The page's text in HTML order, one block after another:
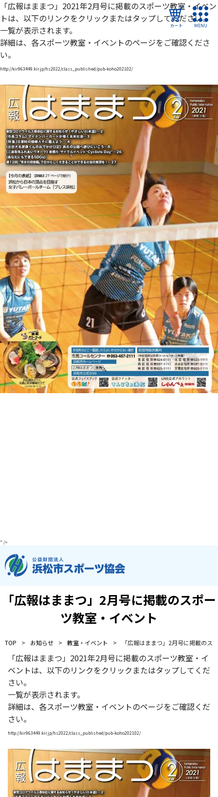
「広報はままつ」2021年2月号に掲載のスポーツ教室・イベン
トは、以下のリンクをクリックまたはタップしてください。
一覧が表示されます。
詳細は、各スポーツ教室・イベントのページをご確認くださ
い。
http://kir963449.kir.jp/hs2022/class_published/pub-koho202102/
" />
カート MENU
教室・イベントを探す
ご利用ガイド
よくある質問
協会について
管理施設
教室・イベントからのお知らせ
浜松市民スポーツ祭
お知らせ
個人情報の取り扱いに関する基本方針 特定商取引法に基づく表記サイトマップ
浜松スポーツ協会に関する
お問い合わせはこちら
053-411-8686
メールフォームでのお問い合わせ
教室・イベントに関するお問い合わせは、
各教室・イベントページの問い合わせ先までお願いいたします。
「広報はままつ」2月号に掲載のスポー
ツ教室・イベント
TOP お知らせ 教室・イベント 「広報はままつ」2月号に掲載のス
「広報はままつ」2021年2月号に掲載のスポーツ教室・イ
ベントは、以下のリンクをクリックまたはタップしてくだ
さい。
一覧が表示されます。
詳細は、各スポーツ教室・イベントのページをご確認くだ
さい。
http://kir963449.kir.jp/hs2022/class_published/pub-koho202102/